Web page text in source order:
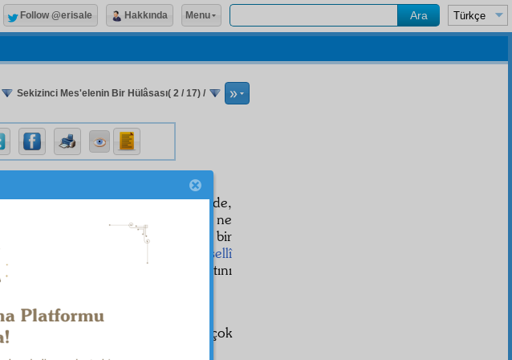
Sekizinci Mes'elenin Bir Hülâsası( 2 / 17) /
veemellere bağlı olduğu halde,
bir insana,
e iman ne
medar-ı saadetve lezzet, bir
medar-ı tesellî
kazanmak yolunda dünya hayatını
bir faidesi:
Rehberinde bir
bulunan çok
Follow @erisale Hakkında Menu